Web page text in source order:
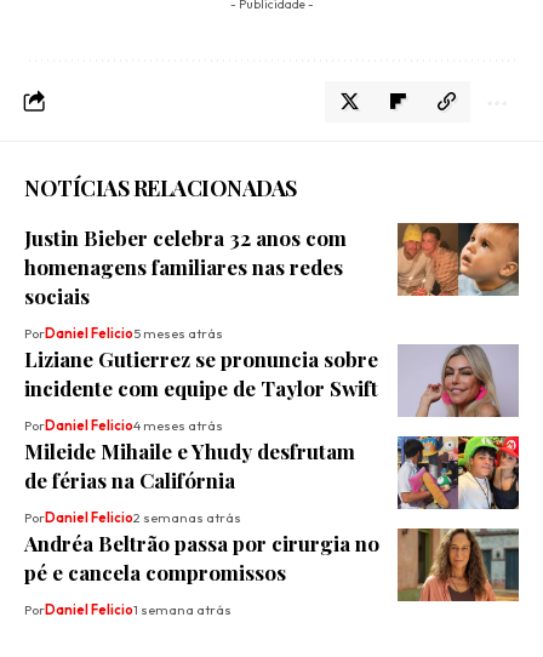
- Publicidade -
NOTÍCIAS RELACIONADAS
Justin Bieber celebra 32 anos com
homenagens familiares nas redes
sociais
PorDaniel Felicio5 meses atrás
Liziane Gutierrez se pronuncia sobre
incidente com equipe de Taylor Swift
PorDaniel Felicio4 meses atrás
Mileide Mihaile e Yhudy desfrutam
de férias na Califórnia
PorDaniel Felicio2 semanas atrás
Andréa Beltrão passa por cirurgia no
pé e cancela compromissos
PorDaniel Felicio1 semana atrás